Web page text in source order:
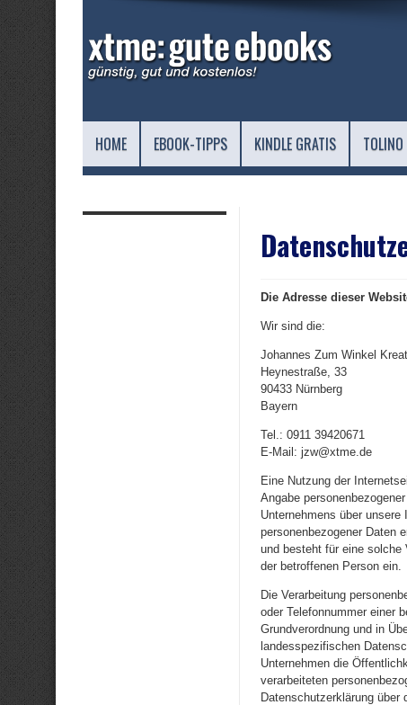
HOME EBOOK-TIPPS KINDLE GRATIS
Die Adresse dieser
Wir sind die:
Johannes Zum Winkel
Heynestraße, 33
90433 Nürnberg
Bayern
Tel.: 0911 39420671
E-Mail: jzw@xtme.de
Eine Nutzung der
Angabe
Unternehmens über
personenbezogener Daten
und besteht für eine solche
der betroffenen Person ein.
Die Verarbeitung
oder Telefonnummer einer
Grundverordnung und in
landesspezifischen
Unternehmen die
verarbeiteten
Datenschutzerklärung über